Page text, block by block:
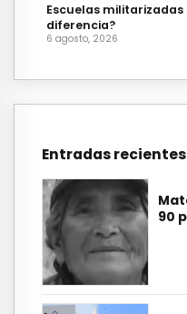
Escuelas
diferencia?
6 agosto, 2026
Entradas recientes
90